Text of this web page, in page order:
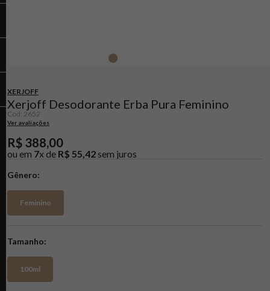
XERJOFF
Xerjoff Desodorante Erba Pura Feminino
Cod: 2652
Ver avaliações
R$ 388,00
ou em 7x de R$ 55,42 sem juros
Gênero
Feminino
Tamanho
100ml